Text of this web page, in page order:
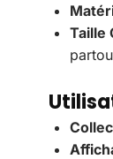
Taille